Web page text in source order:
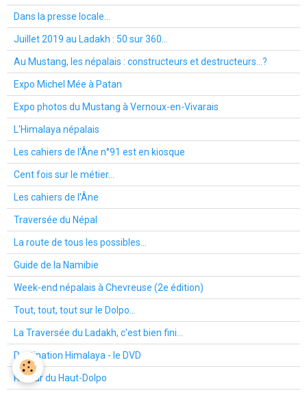
Dans la presse locale...
Juillet 2019 au Ladakh : 50 sur 360...
Au Mustang, les népalais : constructeurs et destructeurs...?
Expo Michel Mée à Patan
Expo photos du Mustang à Vernoux-en-Vivarais
L'Himalaya népalais
Les cahiers de l'Âne n°91 est en kiosque
Cent fois sur le métier...
Les cahiers de l'Âne
Traversée du Népal
La route de tous les possibles...
Guide de la Namibie
Week-end népalais à Chevreuse (2e édition)
Tout, tout, tout sur le Dolpo...
La Traversée du Ladakh, c'est bien fini...
Destination Himalaya - le DVD
Retour du Haut-Dolpo